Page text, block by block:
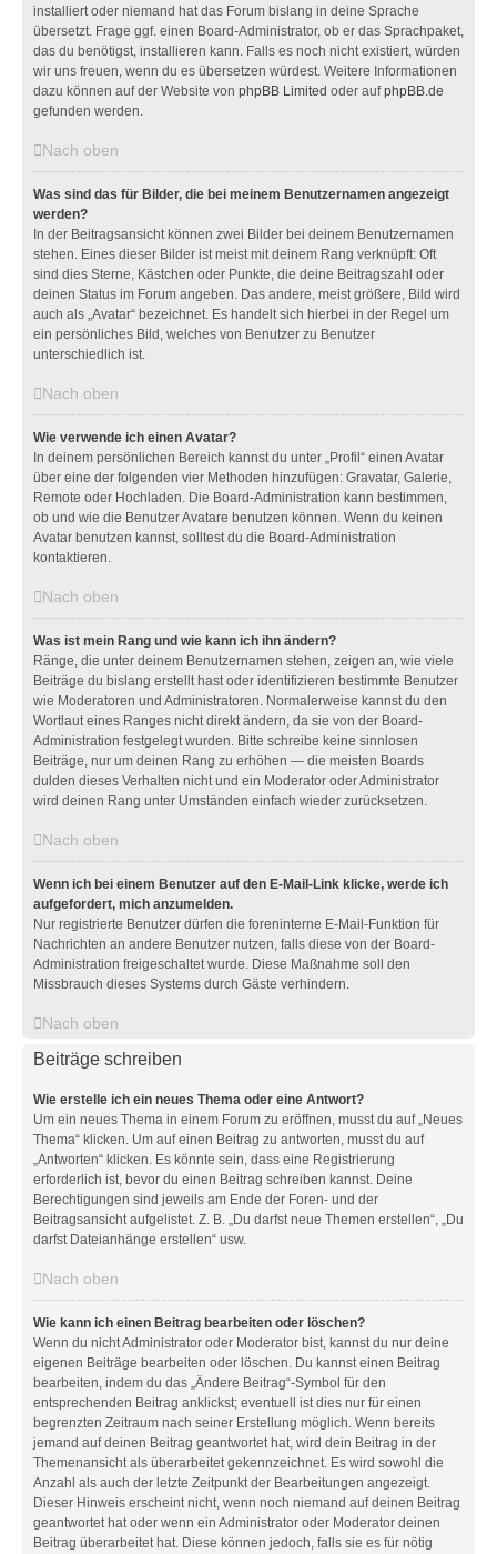
installiert oder niemand hat das Forum bislang in deine Sprache
übersetzt. Frage ggf. einen Board-Administrator, ob er das Sprachpaket,
das du benötigst, installieren kann. Falls es noch nicht existiert, würden
wir uns freuen, wenn du es übersetzen würdest. Weitere Informationen
dazu können auf der Website von phpBB Limited oder aufphpBB.de
gefunden werden.
Nach oben
Was sind das für Bilder, die bei meinem Benutzernamen angezeigt
werden?
In der Beitragsansicht können zwei Bilder bei deinem Benutzernamen
stehen. Eines dieser Bilder ist meist mit deinem Rang verknüpft: Oft
sind dies Sterne, Kästchen oder Punkte, die deine Beitragszahl oder
deinen Status im Forum angeben. Das andere, meist größere, Bild wird
auch als „Avatar“ bezeichnet. Es handelt sich hierbei in der Regel um
ein persönliches Bild, welches von Benutzer zu Benutzer
unterschiedlich ist.
Nach oben
Wie verwende ich einen Avatar?
In deinem persönlichen Bereich kannst du unter „Profil“ einen Avatar
über eine der folgenden vier Methoden hinzufügen: Gravatar, Galerie,
Remote oder Hochladen. Die Board-Administration kann bestimmen,
ob und wie die Benutzer Avatare benutzen können. Wenn du keinen
Avatar benutzen kannst, solltest du die Board-Administration
kontaktieren.
Nach oben
Was ist mein Rang und wie kann ich ihn ändern?
Ränge, die unter deinem Benutzernamen stehen, zeigen an, wie viele
Beiträge du bislang erstellt hast oder identifizieren bestimmte Benutzer
wie Moderatoren und Administratoren. Normalerweise kannst du den
Wortlaut eines Ranges nicht direkt ändern, da sie von der Board-
Administration festgelegt wurden. Bitte schreibe keine sinnlosen
Beiträge, nur um deinen Rang zu erhöhen — die meisten Boards
dulden dieses Verhalten nicht und ein Moderator oder Administrator
wird deinen Rang unter Umständen einfach wieder zurücksetzen.
Nach oben
Wenn ich bei einem Benutzer auf den E-Mail-Link klicke, werde ich
aufgefordert, mich anzumelden.
Nur registrierte Benutzer dürfen die foreninterne E-Mail-Funktion für
Nachrichten an andere Benutzer nutzen, falls diese von der Board-
Administration freigeschaltet wurde. Diese Maßnahme soll den
Missbrauch dieses Systems durch Gäste verhindern.
Nach oben
Beiträge schreiben
Wie erstelle ich ein neues Thema oder eine Antwort?
Um ein neues Thema in einem Forum zu eröffnen, musst du auf „Neues
Thema“ klicken. Um auf einen Beitrag zu antworten, musst du auf
„Antworten“ klicken. Es könnte sein, dass eine Registrierung
erforderlich ist, bevor du einen Beitrag schreiben kannst. Deine
Berechtigungen sind jeweils am Ende der Foren- und der
Beitragsansicht aufgelistet. Z. B. „Du darfst neue Themen erstellen“, „Du
darfst Dateianhänge erstellen“ usw.
Nach oben
Wie kann ich einen Beitrag bearbeiten oder löschen?
Wenn du nicht Administrator oder Moderator bist, kannst du nur deine
eigenen Beiträge bearbeiten oder löschen. Du kannst einen Beitrag
bearbeiten, indem du das „Ändere Beitrag“-Symbol für den
entsprechenden Beitrag anklickst; eventuell ist dies nur für einen
begrenzten Zeitraum nach seiner Erstellung möglich. Wenn bereits
jemand auf deinen Beitrag geantwortet hat, wird dein Beitrag in der
Themenansicht als überarbeitet gekennzeichnet. Es wird sowohl die
Anzahl als auch der letzte Zeitpunkt der Bearbeitungen angezeigt.
Dieser Hinweis erscheint nicht, wenn noch niemand auf deinen Beitrag
geantwortet hat oder wenn ein Administrator oder Moderator deinen
Beitrag überarbeitet hat. Diese können jedoch, falls sie es für nötig